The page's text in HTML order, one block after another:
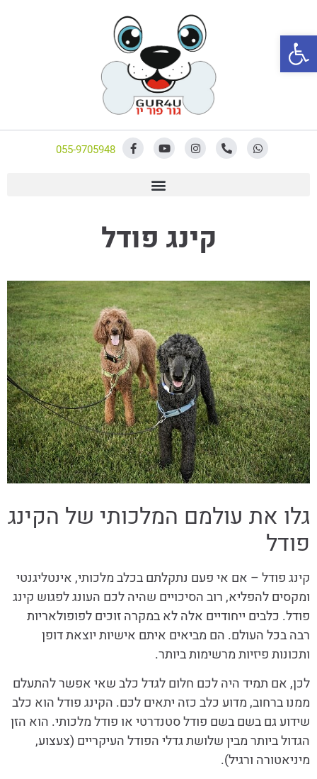
055-9705948
קינג פודל
גלו את עולמם המלכותי של הקינג
פודל
קינג פודל – אם אי פעם נתקלתם בכלב מלכותי, אינטליגנטי
ומקסים להפליא, רוב הסיכויים שהיה לכם העונג לפגוש קינג
פודל. כלבים ייחודיים אלה לא במקרה זוכים לפופולאריות
רבה בכל העולם. הם מביאים איתם אישיות יוצאת דופן
ותכונות פיזיות מרשימות ביותר.
לכן, אם תמיד היה לכם חלום לגדל כלב שאי אפשר להתעלם
ממנו ברחוב, מדוע כלב כזה יתאים לכם. הקינג פודל הוא כלב
שידוע גם בשם בשם פודל סטנדרטי או פודל מלכותי. הוא הזן
הגדול ביותר מבין שלושת גדלי הפודל העיקריים (צעצוע,
מיניאטורה ורגיל).
פתח סרגל נגישות